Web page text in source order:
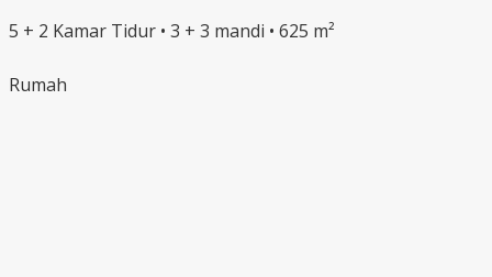
5 + 2 Kamar Tidur • 3 + 3 mandi • 625 m²
Rumah